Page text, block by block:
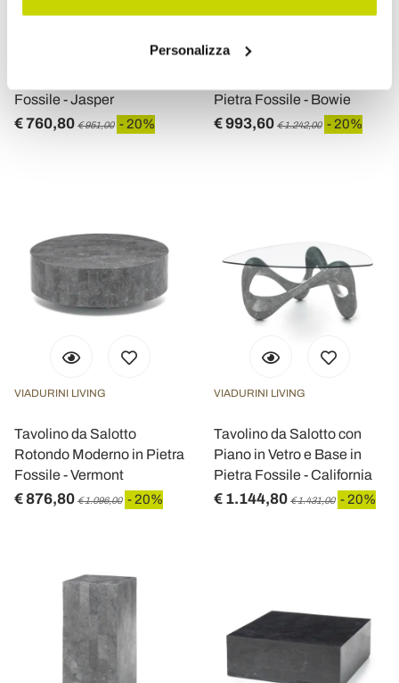
Personalizza
VIADURINI LIVING
Fossile - Jasper
€ 760,80 € 951,00 - 20%
VIADURINI LIVING
Tavolino da Salotto
Pietra Fossile - Bowie
€ 993,60 € 1.242,00 - 20%
VIADURINI LIVING
Tavolino da Salotto
Rotondo Moderno in Pietra
Fossile - Vermont
€ 876,80 € 1.096,00 - 20%
VIADURINI LIVING
Tavolino da Salotto con
Piano in Vetro e Base in
Pietra Fossile - California
€ 1.144,80 € 1.431,00 - 20%